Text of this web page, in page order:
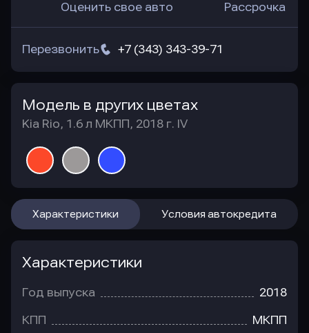
Оценить свое авто Рассрочка
+7 (343) 343-39-71
Перезвонить
Модель в других цветах
Kia Rio, 1.6 л МКПП, 2018 г. IV
Характеристики Условия автокредита
Характеристики
Год выпуска 2018
КПП МКПП